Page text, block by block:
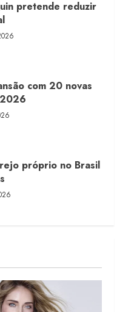
pretende reduzir
com 20 novas
próprio no Brasil